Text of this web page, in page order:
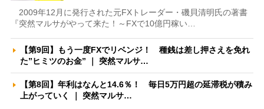
2009年12月に発行された元FXトレーダー・磯貝清明氏の著書
『突然マルサがやって来た！～FXで10億円稼い…
【第9回】もう一度FXでリベンジ！ 種銭は差し押さえを免れ
た”ヒミツのお金” ｜ 突然マルサ…
【第8回】年利はなんと14.6％！ 毎日5万円超の延滞税が積み
上がっていく ｜ 突然マルサ…